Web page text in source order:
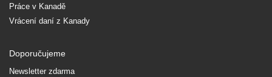
Práce v Kanadě
Vrácení daní z Kanady
Doporučujeme
Newsletter zdarma